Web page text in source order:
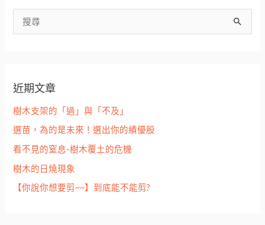
字
:
近期文章
樹木支架的「過」與「不及」
選苗，為的是未來！選出你的績優股
看不見的窒息-樹木覆土的危機
樹木的日燒現象
【你說你想要剪~~】到底能不能剪?